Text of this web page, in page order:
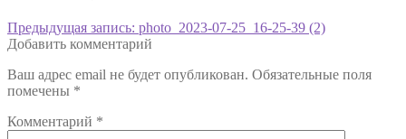
Предыдущая запись: photo_2023-07-25_16-25-39 (2)
Добавить комментарий
Ваш адрес email не будет опубликован. Обязательные поля
помечены *
Комментарий *